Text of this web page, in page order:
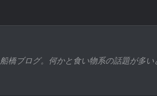
ブログ。何かと食い物系の話題が多い